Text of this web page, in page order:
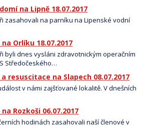
na Lipně 18.07.2017
zasahovali na parníku na Lipenské vodní
Orlíku 18.07.2017
byli dnes vysláni zdravotnickým operačním
Středočeského…
resuscitace na Slapech 08.07.2017
v námi zajšťované lokalitě. V dnešních
Rozkoši 06.07.2017
hodinách zasahovali naší členové v